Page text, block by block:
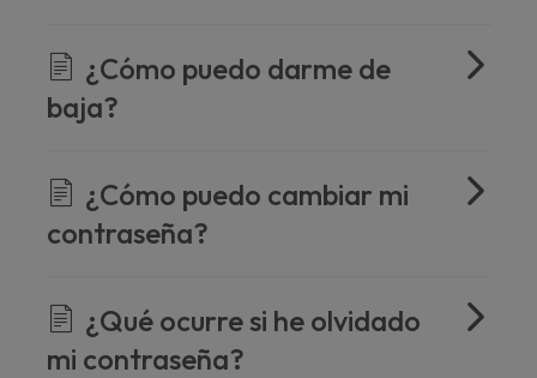
¿Cómo puedo darme de
baja?
¿Cómo puedo cambiar mi
contraseña?
¿Qué ocurre si he olvidado
mi contraseña?